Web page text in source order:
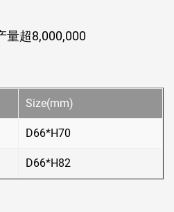
量超8,000,000
Size(mm)
D66*H70
D66*H82